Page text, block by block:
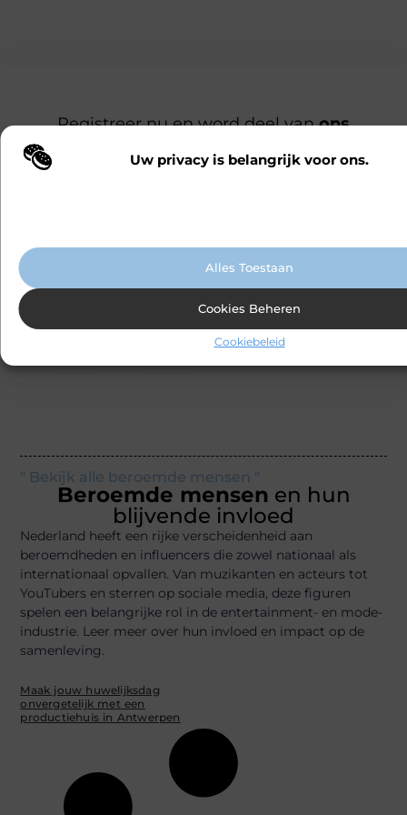
Uw privacy is belangrijk voor ons.
Wij maken gebruik van cookies en vergelijkbare technologieën om te
Alles Toestaan
Cookies Beheren
Cookiebeleid
Registreer nu en word deel vanons
Ben jij een gepassioneerde schrijver of een
levendige community. Registreer vandaag
nog en begin met bloggen.
Praat met ons
" Bekijk alle beroemde mensen "
Beroemde mensen en hun
blijvende invloed
Nederland heeft een rijke verscheidenheid aan
beroemdheden en influencers die zowel nationaal als
internationaal opvallen. Van muzikanten en acteurs tot
YouTubers en sterren op sociale media, deze figuren
spelen een belangrijke rol in de entertainment- en mode-
industrie. Leer meer over hun invloed en impact op de
samenleving.
Maak jouw huwelijksdag
onvergetelijk met een
productiehuis in Antwerpen